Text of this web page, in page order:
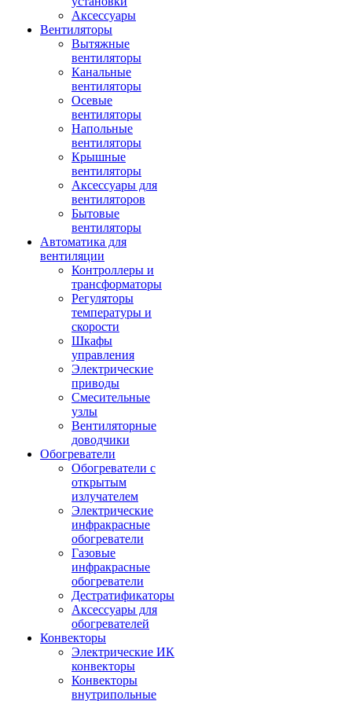
Аксессуары
Вентиляторы
Вытяжные
вентиляторы
Канальные
вентиляторы
Осевые
вентиляторы
Напольные
вентиляторы
Крышные
вентиляторы
Аксессуары для
вентиляторов
Бытовые
вентиляторы
Автоматика для
вентиляции
Контроллеры и
трансформаторы
Регуляторы
температуры и
скорости
Шкафы
управления
Электрические
приводы
Смесительные
узлы
Вентиляторные
доводчики
Обогреватели
Обогреватели с
открытым
излучателем
Электрические
инфракрасные
обогреватели
Газовые
инфракрасные
обогреватели
Дестратификаторы
Аксессуары для
обогревателей
Конвекторы
Электрические ИК
конвекторы
Конвекторы
внутрипольные